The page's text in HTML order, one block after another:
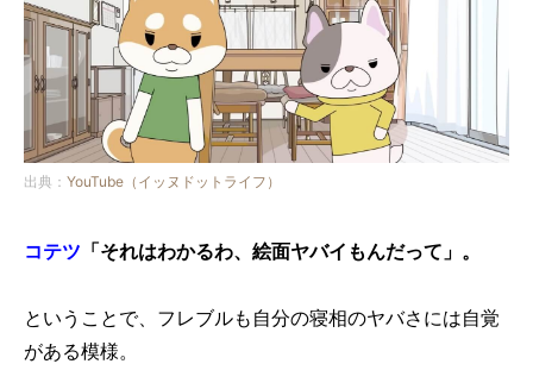
出典： YouTube（イッヌドットライフ）
コテツ 「それはわかるわ、絵面ヤバイもんだって」。
ということで、フレブルも自分の寝相のヤバさには自覚
がある模様。